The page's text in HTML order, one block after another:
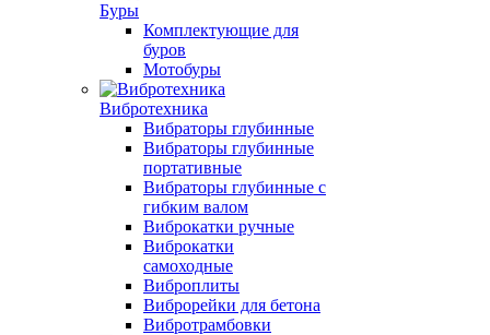
Буры
Комплектующие для
буров
Мотобуры
Вибротехника
Вибраторы глубинные
Вибраторы глубинные
портативные
Вибраторы глубинные с
гибким валом
Виброкатки ручные
Виброкатки
самоходные
Виброплиты
Виброрейки для бетона
Вибротрамбовки